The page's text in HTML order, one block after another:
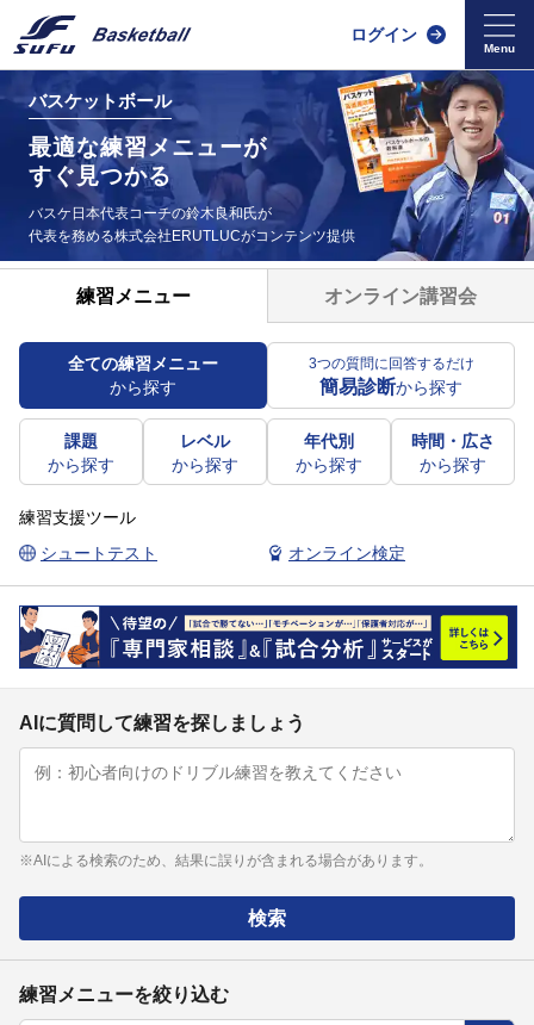
ログイン
バスケットボール
最適な練習メニューが
すぐ見つかる
バスケ日本代表コーチの鈴木良和氏が
代表を務める株式会社ERUTLUCがコンテンツ提供
練習メニュー オンライン講習会
全ての練習メニュー
から探す
3つの質問に回答するだけ
簡易診断から探す
課題
から探す
レベル
から探す
年代別
から探す
時間・広さ
から探す
練習支援ツール
シュートテスト
オンライン検定
AIに質問して練習を探しましょう
※AIによる検索のため、結果に誤りが含まれる場合があります。
検索
練習メニューを絞り込む